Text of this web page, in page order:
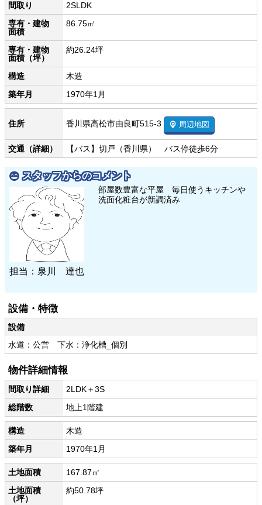
間取り
2SLDK
専有・建物
面積
86.75㎡
専有・建物
面積（坪）
約26.24坪
構造
木造
築年月
1970年1月
住所 香川県高松市由良町515-3 周辺地図
交通（詳細） 【バス】切戸（香川県） バス停徒歩6分
スタッフからのコメント
担当：泉川 達也
部屋数豊富な平屋 毎日使うキッチンや
洗面化粧台が新調済み
設備・特徴
設備
水道：公営 下水：浄化槽_個別
物件詳細情報
間取り詳細
2LDK＋3S
総階数
地上1階建
構造
木造
築年月
1970年1月
土地面積
167.87㎡
土地面積
（坪）
約50.78坪